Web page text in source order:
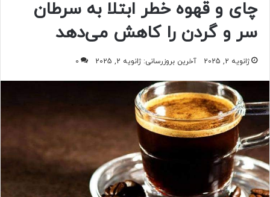
چای و قهوه خطر ابتلا به سرطان
سر و گردن را کاهش می‌دهد
ژانویه 2, 2025 آخرین بروزرسانی: ژانویه 2, 2025 0